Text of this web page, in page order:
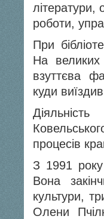
літератури,
роботи,
При
На великих
взуттєва
куди виїздив
процесів
З 1991
Вона
культури,
Олени